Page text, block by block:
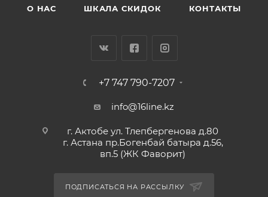
О НАС ШКАЛА СКИДОК КОНТАКТЫ
+7 747 790-7207
info@16line.kz
г. Актобе ул. Тлепбергенова д.80
г. Астана пр.Богенбай батыра д.56,
вп.5 (ЖК Фаворит)
ПОДПИСАТЬСЯ НА РАССЫЛКУ